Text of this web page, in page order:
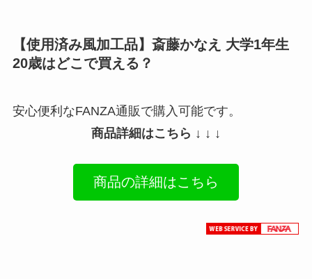
【使用済み風加工品】斎藤かなえ 大学1年生
20歳はどこで買える？
安心便利なFANZA通販で購入可能です。
商品詳細はこちら ↓ ↓ ↓
商品の詳細はこちら